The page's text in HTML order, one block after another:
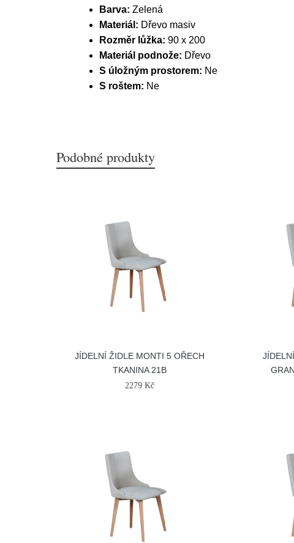
Barva: Zelená
Materiál: Dřevo masiv
Rozměr lůžka: 90 x 200
Materiál podnože: Dřevo
S úložným prostorem: Ne
S roštem: Ne
Podobné produkty
JÍDELNÍ ŽIDLE MONTI 5 OŘECH
TKANINA 21B
2279 Kč